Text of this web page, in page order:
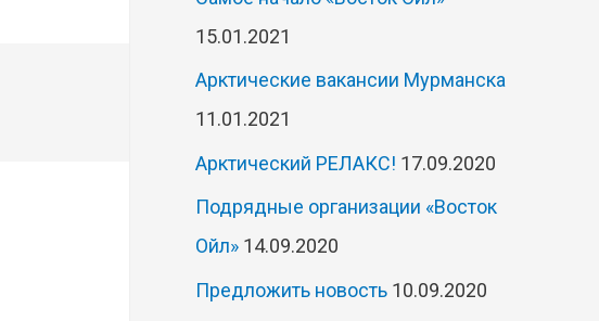
15.01.2021
Арктические вакансии Мурманска
11.01.2021
Арктический РЕЛАКС! 17.09.2020
Подрядные организации «Восток
Ойл» 14.09.2020
Предложить новость 10.09.2020